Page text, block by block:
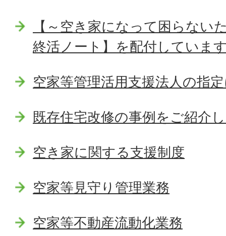
【～空き家になって困らない
終活ノート】を配付していま
空家等管理活用支援法人の指
既存住宅改修の事例をご紹介
空き家に関する支援制度
空家等見守り管理業務
空家等不動産流動化業務